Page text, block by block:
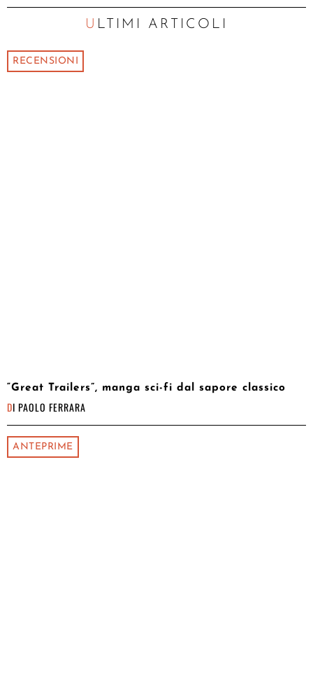
ULTIMI ARTICOLI
RECENSIONI
“Great Trailers”, manga sci-fi dal sapore classico
DI PAOLO FERRARA
ANTEPRIME